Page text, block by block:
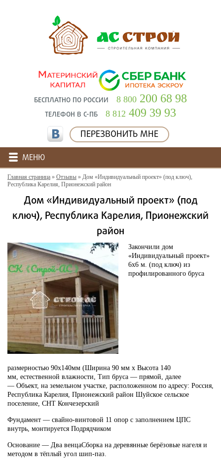
БЕСПЛАТНО ПО РОССИИ 8 800 200 68 98
ТЕЛЕФОН В С-ПБ 8 812 409 39 93
ПЕРЕЗВОНИТЬ МНЕ
МЕНЮ
Главная страница » Отзывы » Дом «Индивидуальный проект» (под ключ),
Республика Карелия, Прионежский район
Дом «Индивидуальный проект» (под
ключ), Республика Карелия, Прионежский
район
Закончили дом
«Индивидуальный проект»
6х6 м. (под ключ) из
профилированного бруса
размерностью 90х140мм (Ширина 90 мм х Высота 140
мм, естественной влажности, Тип бруса — прямой, далее
— Объект, на земельном участке, расположенном по адресу: Россия,
Республика Карелия, Прионежский район Шуйское сельское
поселение, СНТ Кончезерский
Фундамент — свайно-винтовой 11 опор с заполнением ЦПС
внутрь, монтируется Подрядчиком
Основание — Два венцаСборка на деревянные берёзовые нагеля и
методом в тёплый угол шип-паз.